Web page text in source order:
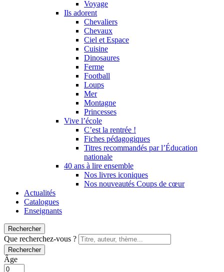
Voyage
Ils adorent
Chevaliers
Chevaux
Ciel et Espace
Cuisine
Dinosaures
Ferme
Football
Loups
Mer
Montagne
Princesses
Vive l’école
C’est la rentrée !
Fiches pédagogiques
Titres recommandés par l’Éducation
nationale
40 ans à lire ensemble
Nos livres iconiques
Nos nouveautés Coups de cœur
Actualités
Catalogues
Enseignants
Rechercher
Que recherchez-vous ?
Rechercher
Âge